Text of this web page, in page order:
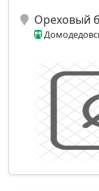
Ореховый